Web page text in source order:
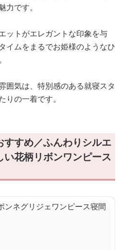
です。
ットがエレガントな印象を与
イムをまるでお姫様のようなひ
囲気は、特別感のある就寝スタ
りの一着です。
すすめ／ふんわりシルエ
い花柄リボンワンピース